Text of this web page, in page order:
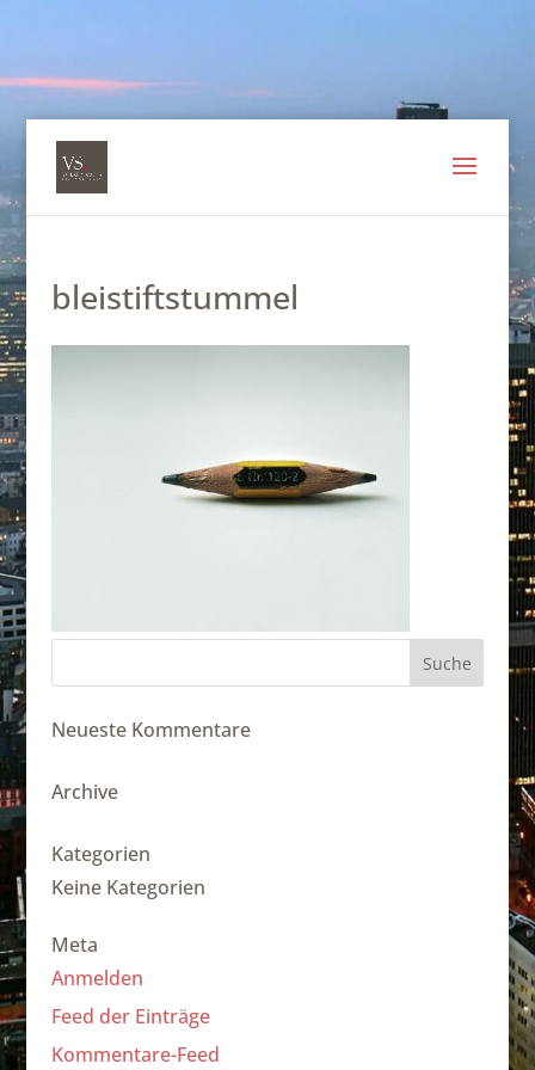
bleistiftstummel
Neueste Kommentare
Archive
Kategorien
Keine Kategorien
Meta
Anmelden
Feed der Einträge
Kommentare-Feed